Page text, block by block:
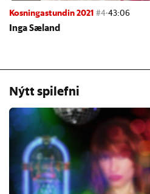
Kosningastundin 2021 #4·43:06
Inga Sæ­land
Nýtt spilefni